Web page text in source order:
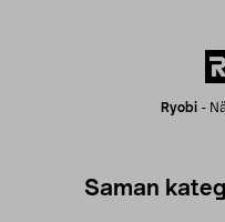
Ryobi -
Saman